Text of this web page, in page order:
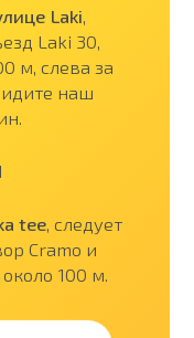
Laki,
Laki 30,
м, слева за
наш
tee, следует
Cramo и
100 м.